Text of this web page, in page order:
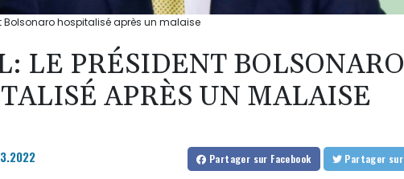
Bolsonaro hospitalisé après un malaise
LE PRÉSIDENT BOLSONARO
APRÈS UN MALAISE
Partager sur Facebook Partager